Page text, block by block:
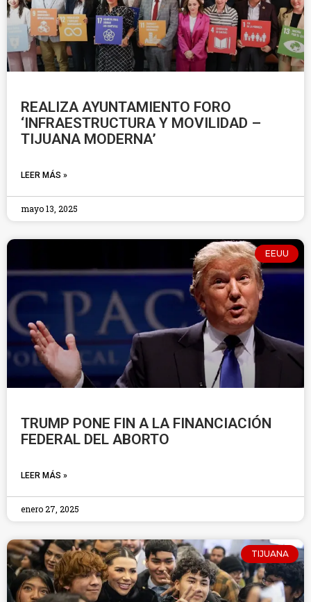
REALIZA AYUNTAMIENTO FORO
‘INFRAESTRUCTURA Y MOVILIDAD –
TIJUANA MODERNA’
LEER MÁS »
mayo 13, 2025
EEUU
TRUMP PONE FIN A LA FINANCIACIÓN
FEDERAL DEL ABORTO
LEER MÁS »
enero 27, 2025
TIJUANA